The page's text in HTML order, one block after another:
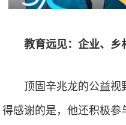
教育远见：企业、乡
顶固辛兆龙的公益视
得感谢的是，他还积极参